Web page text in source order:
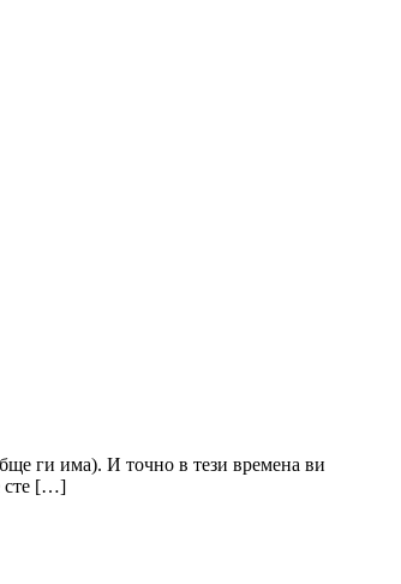
ги има). И точно в тези времена ви
сте […]